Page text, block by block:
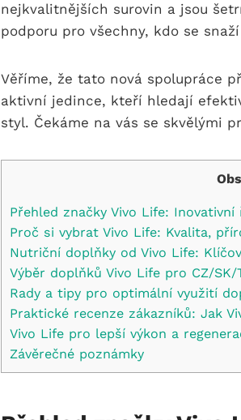
nejkvalitnějších surovin a jsou
podporu pro všechny, kdo se
Věříme, že tato nová spolupráce
aktivní jedince, kteří hledají
styl. Čekáme na vás se skvělými
Přehled značky Vivo Life:
Proč si vybrat Vivo Life: Kvalita,
Nutriční doplňky od Vivo Life:
Výběr doplňků Vivo Life pro CZ/
Rady a tipy pro optimální využití
Praktické recenze zákazníků: Jak
Vivo Life pro lepší výkon a
Závěrečné poznámky